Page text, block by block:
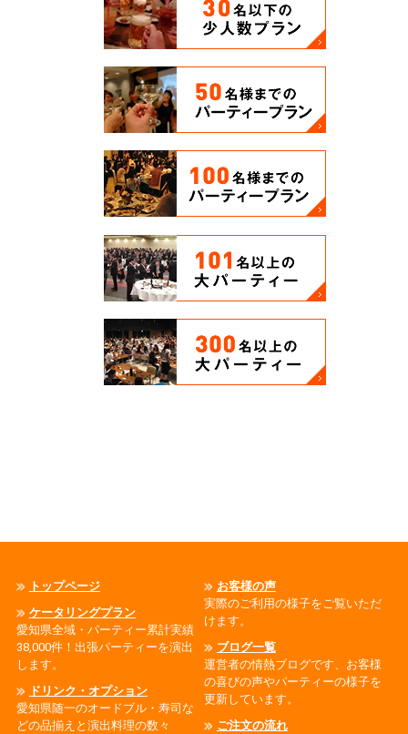
トップページ
ケータリングプラン
愛知県全域・パーティー累計実績
38,000件！出張パーティーを演出
します。
ドリンク・オプション
愛知県随一のオードブル・寿司な
どの品揃えと演出料理の数々
お客様の声
実際のご利用の様子をご覧いただ
けます。
ブログ一覧
運営者の情熱ブログです、お客様
の喜びの声やパーティーの様子を
更新しています。
ご注文の流れ